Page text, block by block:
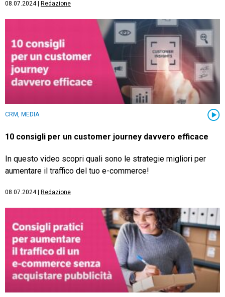
08.07.2024| Redazione
CRM, MEDIA
10 consigli per un customer journey davvero efficace
In questo video scopri quali sono le strategie migliori per
aumentare il traffico del tuo e-commerce!
08.07.2024| Redazione